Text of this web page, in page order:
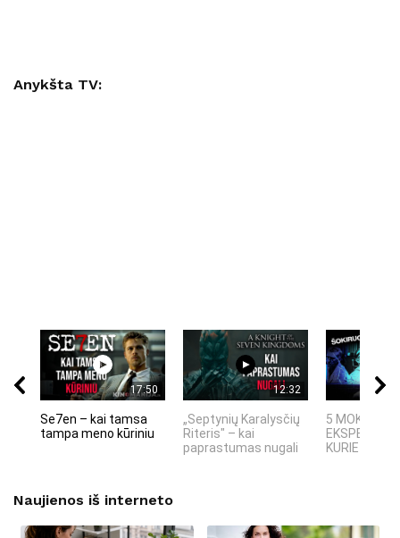
Anykšta TV:
17:50
Se7en – kai tamsa
tampa meno kūriniu
12:32
„Septynių Karalysčių
Riteris" – kai
paprastumas nugali
5 MOKSLINIAI
KURIE
Naujienos iš interneto